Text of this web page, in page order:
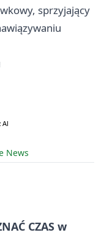
sprzyjający
News
CZAS w